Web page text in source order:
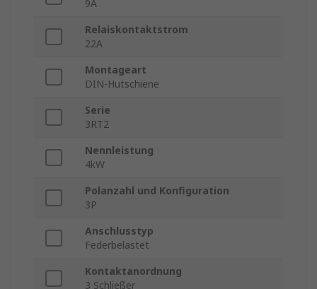
9A
Relaiskontaktstrom
22A
Montageart
DIN-Hutschiene
Serie
3RT2
Nennleistung
4kW
Polanzahl und Konfiguration
3P
Anschlusstyp
Federbelastet
Kontaktanordnung
3 Schließer